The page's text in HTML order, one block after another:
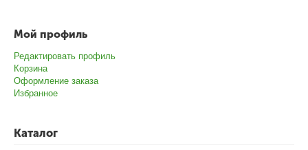
Мой профиль
Редактировать профиль
Корзина
Оформление заказа
Избранное
Каталог